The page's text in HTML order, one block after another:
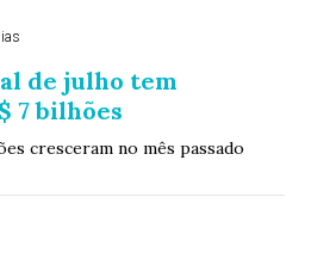
de julho tem
7 bilhões
cresceram no mês passado